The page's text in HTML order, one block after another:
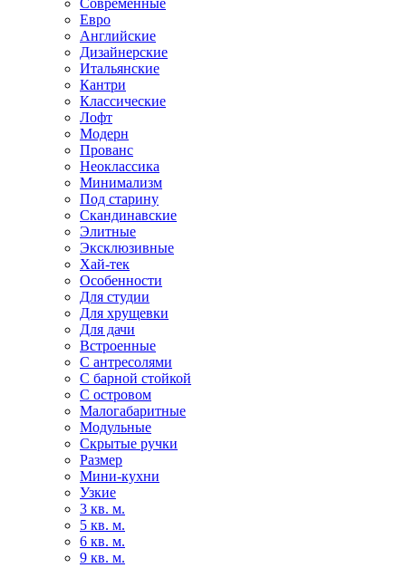
Современные
Евро
Английские
Дизайнерские
Итальянские
Кантри
Классические
Лофт
Модерн
Прованс
Неоклассика
Минимализм
Под старину
Скандинавские
Элитные
Эксклюзивные
Хай-тек
Особенности
Для студии
Для хрущевки
Для дачи
Встроенные
С антресолями
С барной стойкой
С островом
Малогабаритные
Модульные
Скрытые ручки
Размер
Мини-кухни
Узкие
3 кв. м.
5 кв. м.
6 кв. м.
9 кв. м.